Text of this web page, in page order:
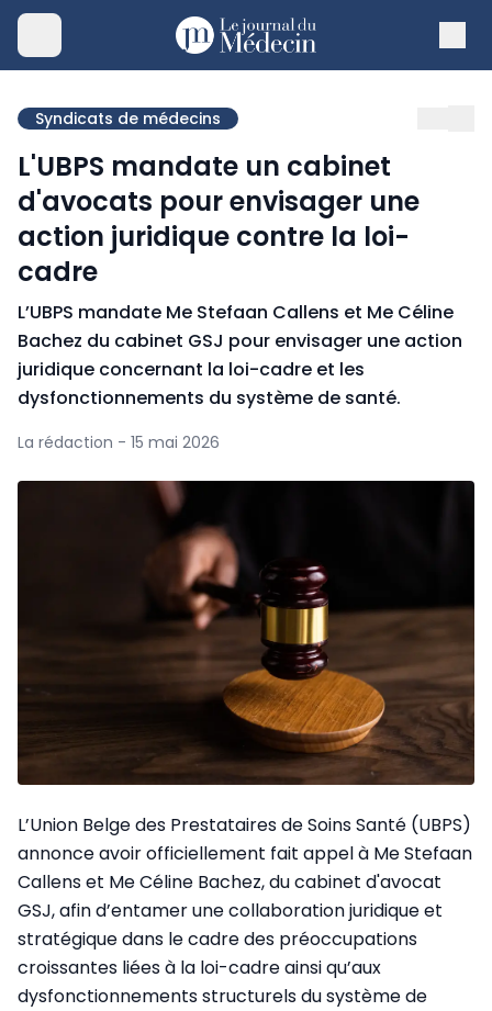
Syndicats de médecins
L'UBPS mandate un cabinet
d'avocats pour envisager une
action juridique contre la loi-
cadre
L’UBPS mandate Me Stefaan Callens et Me Céline
Bachez du cabinet GSJ pour envisager une action
juridique concernant la loi-cadre et les
dysfonctionnements du système de santé.
La rédaction - 15 mai 2026
L’Union Belge des Prestataires de Soins Santé (UBPS)
annonce avoir officiellement fait appel à Me Stefaan
Callens et Me Céline Bachez, du cabinet d'avocat
GSJ, afin d’entamer une collaboration juridique et
stratégique dans le cadre des préoccupations
croissantes liées à la loi-cadre ainsi qu’aux
dysfonctionnements structurels du système de